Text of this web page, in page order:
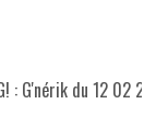
: G'nérik du 12 02